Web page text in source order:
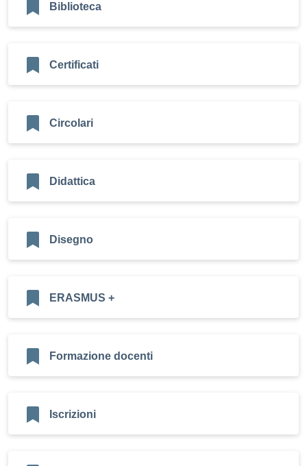
Biblioteca
Certificati
Circolari
Didattica
Disegno
ERASMUS +
Formazione docenti
Iscrizioni